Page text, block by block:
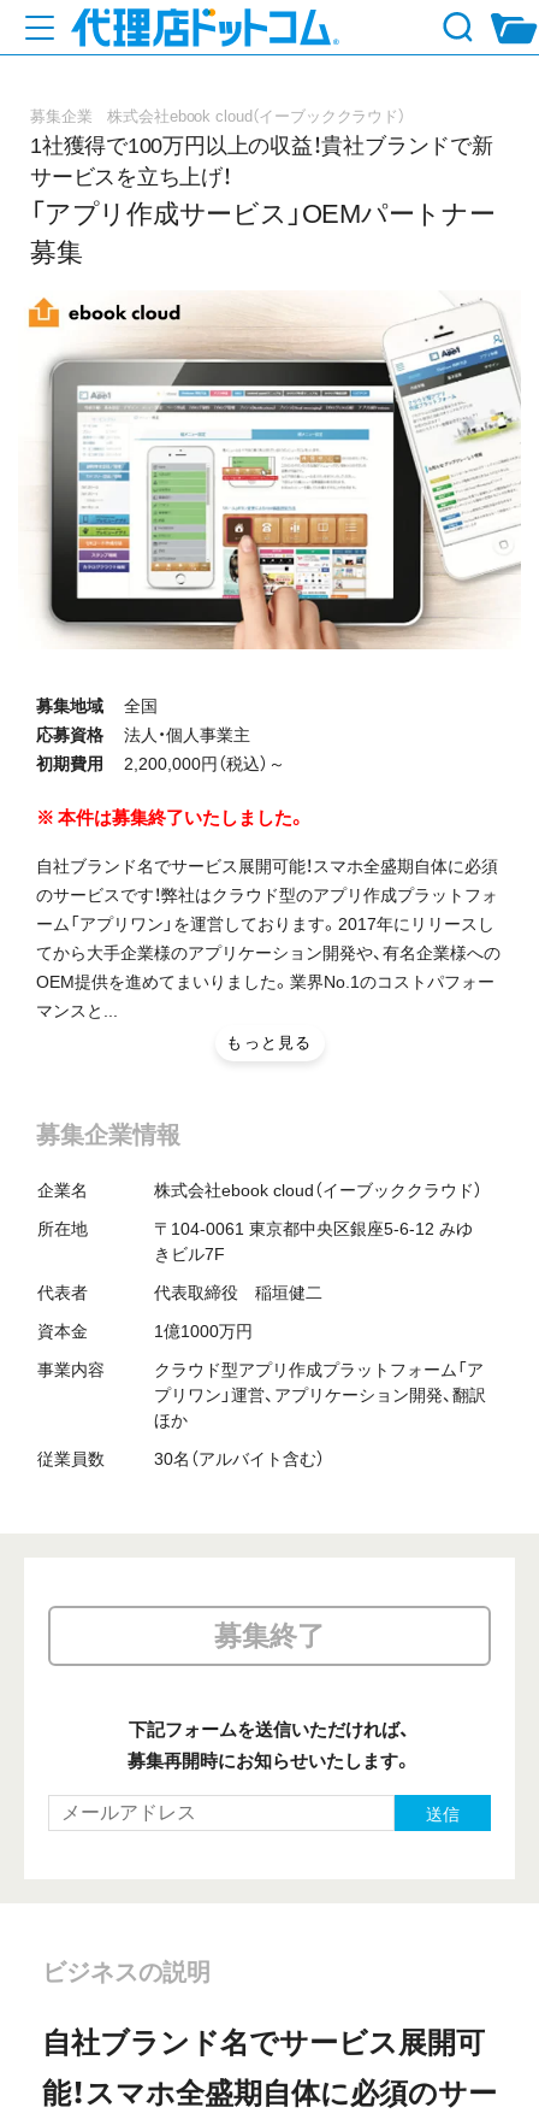
募集企業 株式会社ebook cloud（イーブッククラウド）
1社獲得で100万円以上の収益！貴社ブランドで新
サービスを立ち上げ！
「アプリ作成サービス」OEMパートナー
募集
募集地域
全国
応募資格
法人・個人事業主
初期費用
2,200,000円（税込）～
本件は募集終了いたしました。
自社ブランド名でサービス展開可能！スマホ全盛期自体に必須
のサービスです！弊社はクラウド型のアプリ作成プラットフォ
ーム「アプリワン」を運営しております。2017年にリリースし
てから大手企業様のアプリケーション開発や、有名企業様への
OEM提供を進めてまいりました。業界No.1のコストパフォー
マンスと...
もっと見る
募集企業情報
企業名
株式会社ebook cloud（イーブッククラウド）
所在地
〒104-0061 東京都中央区銀座5-6-12 みゆ
きビル7F
代表者
代表取締役 稲垣健二
資本金
1億1000万円
事業内容
クラウド型アプリ作成プラットフォーム「ア
プリワン」運営、アプリケーション開発、翻訳
ほか
従業員数
30名（アルバイト含む）
募集終了
下記フォームを送信いただければ、
募集再開時にお知らせいたします。
送信
ビジネスの説明
自社ブランド名でサービス展開可
能！スマホ全盛期自体に必須のサー